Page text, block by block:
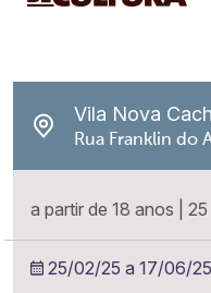
Vila Nova
Rua Franklin do
a partir de 18 anos
25/02/25 a 17/06/